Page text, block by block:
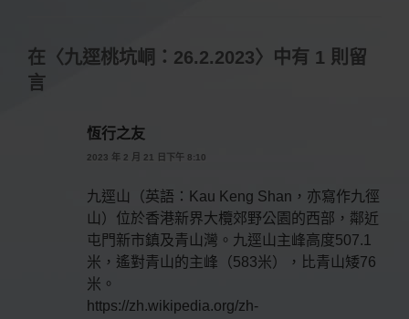
在〈九逕桃坑峒：26.2.2023〉中有 1 則留
言
恆行之友
2023 年 2 月 21 日下午 8:10
九逕山（英語：Kau Keng Shan，亦寫作九徑
山）位於香港新界大欖郊野公園的西部，鄰近
屯門新市鎮及青山灣。九逕山主峰高度507.1
米，遙對青山的主峰（583米），比青山矮76
米。
https://zh.wikipedia.org/zh-